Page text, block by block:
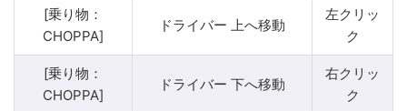
[乗り物：
CHOPPA]
ドライバー 上へ移動
左クリッ
ク
[乗り物：
CHOPPA]
ドライバー 下へ移動
右クリッ
ク